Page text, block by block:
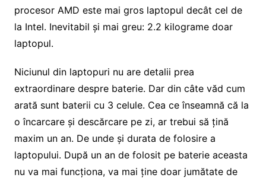
procesor AMD este mai gros laptopul decât cel de
la Intel. Inevitabil și mai greu: 2.2 kilograme doar
laptopul.
Niciunul din laptopuri nu are detalii prea
extraordinare despre baterie. Dar din câte văd cum
arată sunt baterii cu 3 celule. Cea ce înseamnă că la
o încarcare și descărcare pe zi, ar trebui să țină
maxim un an. De unde și durata de folosire a
laptopului. După un an de folosit pe baterie aceasta
nu va mai funcționa, va mai ține doar jumătate de